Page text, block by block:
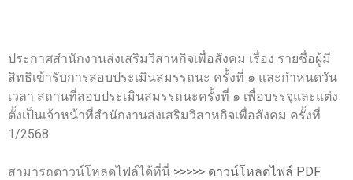
ประกาศสำนักงานส่งเสริมวิสาหกิจเพื่อสังคม เรื่อง รายชื่อผู้มี
สิทธิเข้ารับการสอบประเมินสมรรถนะ ครั้งที่ ๑ และกำหนดวัน
เวลา สถานที่สอบประเมินสมรรถนะครั้งที่ ๑ เพื่อบรรจุและแต่ง
ตั้งเป็นเจ้าหน้าที่สำนักงานส่งเสริมวิสาหกิจเพื่อสังคม ครั้งที่
1/2568
สามารถดาวน์โหลดไฟล์ได้ที่นี่ >>>>> ดาวน์โหลดไฟล์ PDF